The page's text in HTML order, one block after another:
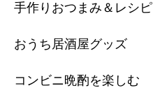
手作りおつまみ＆レシピ
おうち居酒屋グッズ
コンビニ晩酌を楽しむ